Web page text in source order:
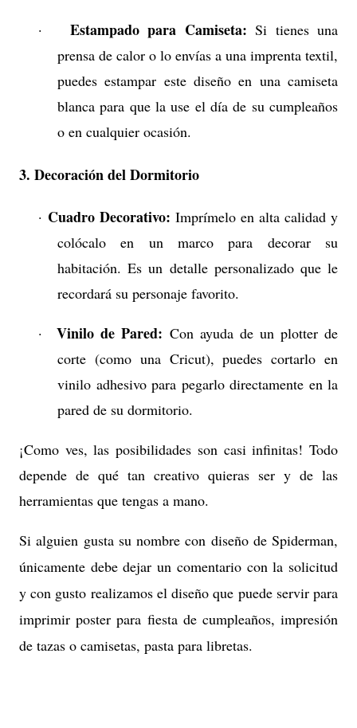
· Estampado para Camiseta: Si tienes una
prensa de calor o lo envías a una imprenta textil,
puedes estampar este diseño en una camiseta
blanca para que la use el día de su cumpleaños
o en cualquier ocasión.
3. Decoración del Dormitorio
· Cuadro Decorativo: Imprímelo en alta calidad y
colócalo en un marco para decorar su
habitación. Es un detalle personalizado que le
recordará su personaje favorito.
· Vinilo de Pared: Con ayuda de un plotter de
corte (como una Cricut), puedes cortarlo en
vinilo adhesivo para pegarlo directamente en la
pared de su dormitorio.
¡Como ves, las posibilidades son casi infinitas! Todo
depende de qué tan creativo quieras ser y de las
herramientas que tengas a mano.
Si alguien gusta su nombre con diseño de Spiderman,
únicamente debe dejar un comentario con la solicitud
y con gusto realizamos el diseño que puede servir para
imprimir poster para fiesta de cumpleaños, impresión
de tazas o camisetas, pasta para libretas.